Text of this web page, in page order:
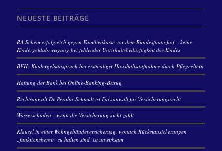
NEUESTE BEITRÄGE
RA Schem erfolgreich gegen Familienkasse vor dem Bundesfinanzhof – keine
Kindergeldabzweigung bei fehlender Unterhaltsbedürftigkeit des Kindes
BFH: Kindergeldanspruch bei erstmaliger Haushaltsaufnahme durch Pflegeeltern
Haftung der Bank bei Online-Banking-Betrug
Rechtsanwalt Dr. Perabo-Schmidt ist Fachanwalt für Versicherungsrecht
Wasserschaden – wenn die Versicherung nicht zahlt
Klausel in einer Wohngebäudeversicherung, wonach Rückstausicherungen
„funktionsbereit“ zu halten sind, ist unwirksam